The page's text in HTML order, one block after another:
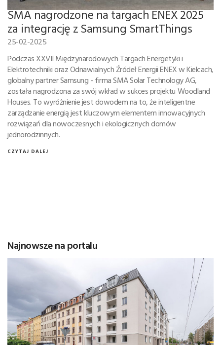
SMA nagrodzone na targach ENEX 2025
za integrację z Samsung SmartThings
25-02-2025
Podczas XXVII Międzynarodowych Targach Energetyki i
Elektrotechniki oraz Odnawialnych Źródeł Energii ENEX w Kielcach,
globalny partner Samsung - firma SMA Solar Technology AG,
została nagrodzona za swój wkład w sukces projektu Woodland
Houses. To wyróżnienie jest dowodem na to, że inteligentne
zarządzanie energią jest kluczowym elementem innowacyjnych
rozwiązań dla nowoczesnych i ekologicznych domów
jednorodzinnych.
CZYTAJ DALEJ
Najnowsze na portalu